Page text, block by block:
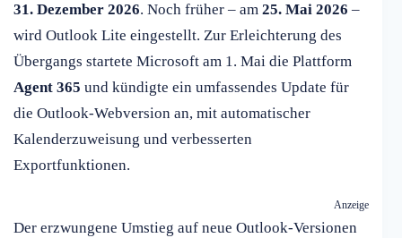
31. Dezember 2026. Noch früher – am 25. Mai 2026 –
wird Outlook Lite eingestellt. Zur Erleichterung des
Übergangs startete Microsoft am 1. Mai die Plattform
Agent 365 und kündigte ein umfassendes Update für
die Outlook-Webversion an, mit automatischer
Kalenderzuweisung und verbesserten
Exportfunktionen.
Anzeige
Der erzwungene Umstieg auf neue Outlook-Versionen